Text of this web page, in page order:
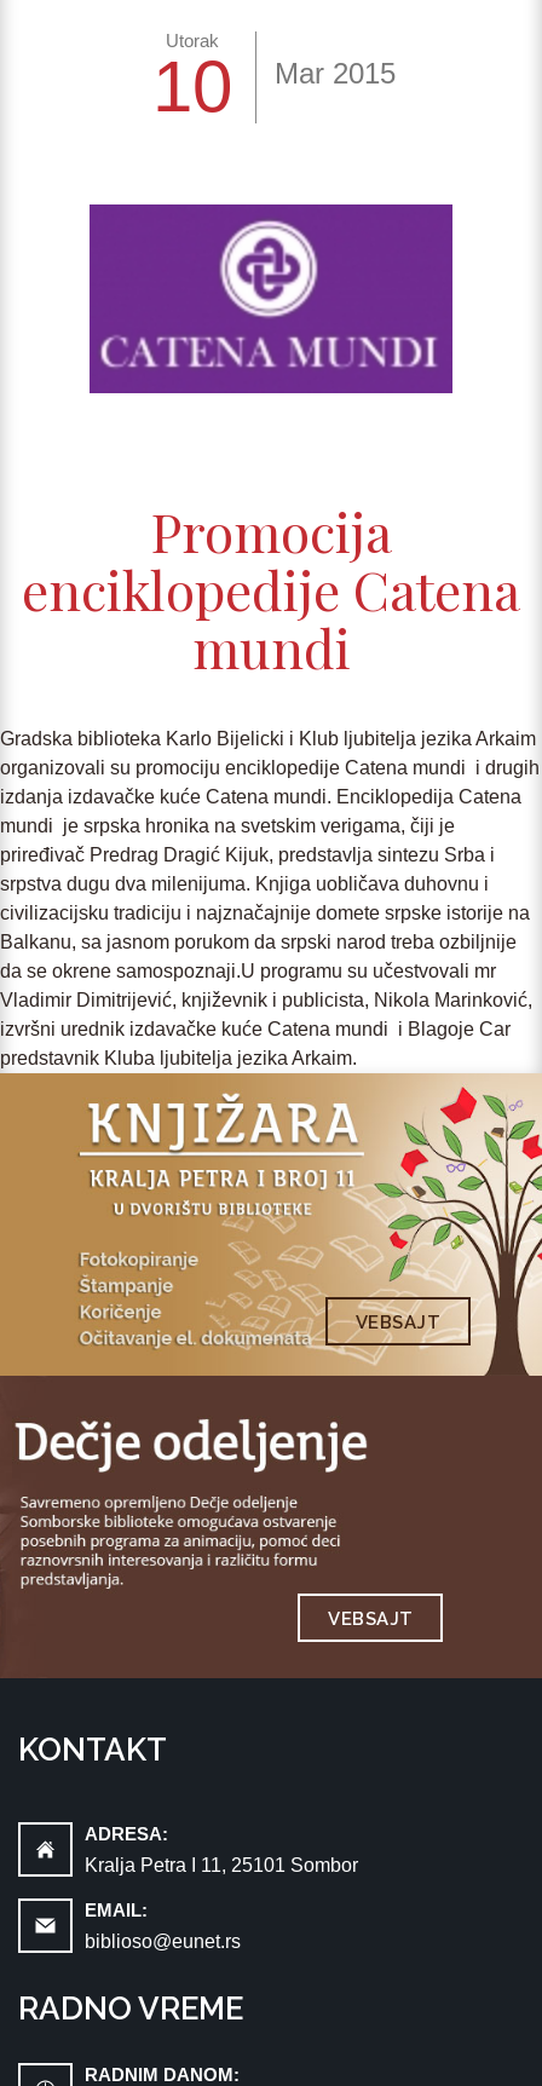
Utorak
10 Mar 2015
Promocija
enciklopedije Catena
mundi
Gradska biblioteka Karlo Bijelicki i Klub ljubitelja jezika Arkaim
organizovali su promociju enciklopedije Catena mundi i drugih
izdanja izdavačke kuće Catena mundi. Enciklopedija Catena
mundi je srpska hronika na svetskim verigama, čiji je
priređivač Predrag Dragić Kijuk, predstavlja sintezu Srba i
srpstva dugu dva milenijuma. Knjiga uobličava duhovnu i
civilizacijsku tradiciju i najznačajnije domete srpske istorije na
Balkanu, sa jasnom porukom da srpski narod treba ozbiljnije
da se okrene samospoznaji.U programu su učestvovali mr
Vladimir Dimitrijević, književnik i publicista, Nikola Marinković,
izvršni urednik izdavačke kuće Catena mundi i Blagoje Car
predstavnik Kluba ljubitelja jezika Arkaim.
VEBSAJT
VEBSAJT
KONTAKT
ADRESA:
Kralja Petra I 11, 25101 Sombor
EMAIL:
biblioso@eunet.rs
RADNO VREME
RADNIM DANOM: